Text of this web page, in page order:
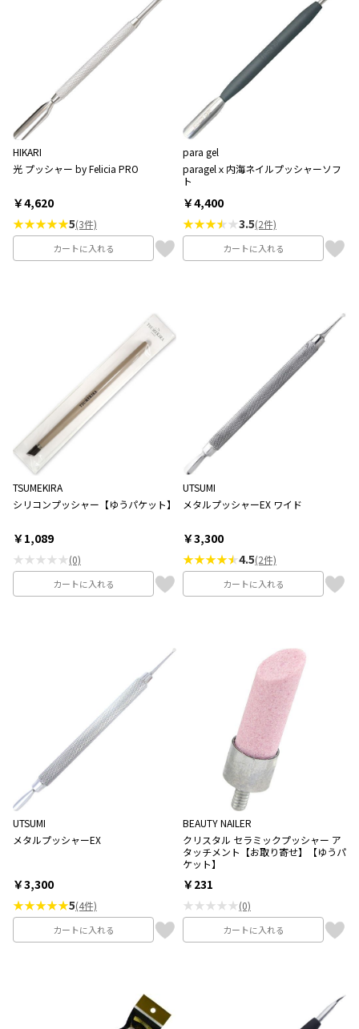
HIKARI
光 プッシャー by Felicia PRO
￥4,620
★★★★★5(3件)
カートに入れる
para gel
paragelｘ内海ネイルプッシャーソフ
ト
￥4,400
★★★
★3.5(2件)
カートに入れる
TSUMEKIRA
シリコンプッシャー【ゆうパケット】
￥1,089
★★★★★(0)
カートに入れる
UTSUMI
メタルプッシャーEX ワイド
￥3,300
★★★★
4.5(2件)
カートに入れる
UTSUMI
メタルプッシャーEX
￥3,300
★★★★★5(4件)
カートに入れる
BEAUTY NAILER
クリスタル セラミックプッシャー ア
タッチメント【お取り寄せ】【ゆうパ
ケット】
￥231
★★★★★(0)
カートに入れる